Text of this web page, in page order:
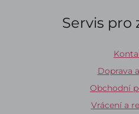
Servis pro
Doprava
Obchodní
Vrácení a